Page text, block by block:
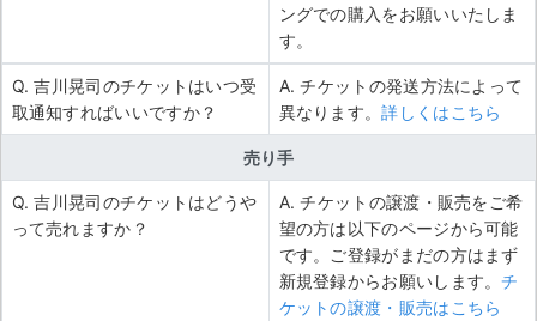
ングでの購入をお願いいたしま
す。
Q. 吉川晃司のチケットはいつ受
取通知すればいいですか？
A. チケットの発送方法によって
異なります。詳しくはこちら
売り手
Q. 吉川晃司のチケットはどうや
って売れますか？
A. チケットの譲渡・販売をご希
望の方は以下のページから可能
です。ご登録がまだの方はまず
新規登録からお願いします。チ
ケットの譲渡・販売はこちら